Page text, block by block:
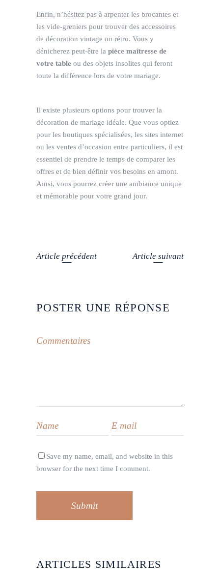
Enfin, n’hésitez pas à arpenter les brocantes et
les vide-greniers pour trouver des accessoires
de décoration vintage ou rétro. Vous y
dénicherez peut-être la pièce maîtresse de
votre table ou des objets insolites qui feront
toute la différence lors de votre mariage.
Il existe plusieurs options pour trouver la
décoration de mariage idéale. Que vous optiez
pour les boutiques spécialisées, les sites internet
ou les ventes d’occasion entre particuliers, il est
essentiel de prendre le temps de comparer les
offres et de bien définir vos besoins en amont.
Ainsi, vous pourrez créer une ambiance unique
et mémorable pour votre grand jour.
Article précédent Article suivant
POSTER UNE RÉPONSE
Save my name, email, and website in this
browser for the next time I comment.
Submit
ARTICLES SIMILAIRES